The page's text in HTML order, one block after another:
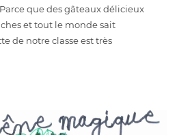
que des gâteaux délicieux
et tout le monde sait
de notre classe est très